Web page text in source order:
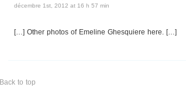
décembre 1st, 2012 at 16 h 57 min
[…] Other photos of Emeline Ghesquiere here. […]
Back to top